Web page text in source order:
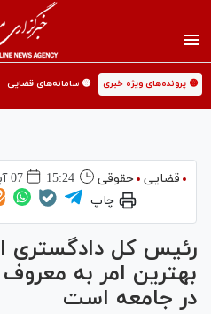
🟡 پرونده‌های ویژه خبری 🟡 سامانه‌های قضایی
قضایی حقوقی 15:24 07 آبان 1404
چاپ
رئیس کل دادگستری
بهترین امر به معروف
در جامعه است